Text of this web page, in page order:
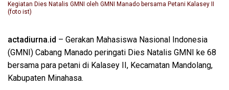
Kegiatan Dies Natalis GMNI oleh GMNI Manado bersama Petani Kalasey II
(foto ist)
actadiurna.id – Gerakan Mahasiswa Nasional Indonesia
(GMNI) Cabang Manado peringati Dies Natalis GMNI ke 68
bersama para petani di Kalasey II, Kecamatan Mandolang,
Kabupaten Minahasa.